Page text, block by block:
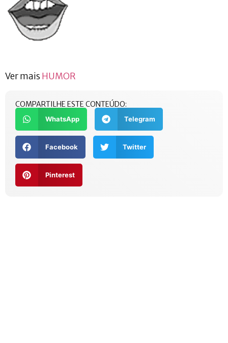
Ver mais HUMOR
COMPARTILHE ESTE CONTEÚDO:
WhatsApp Telegram
Facebook Twitter
Pinterest